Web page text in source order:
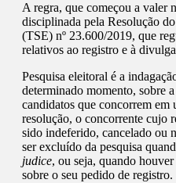
A regra, que começou a valer
disciplinada pela Resolução
(TSE) nº 23.600/2019, que
relativos ao registro e à
Pesquisa eleitoral é a
determinado momento, sobre
candidatos que concorrem em
resolução, o concorrente cujo
sido indeferido, cancelado ou
ser excluído da pesquisa
judice, ou seja, quando
sobre o seu pedido de registro.